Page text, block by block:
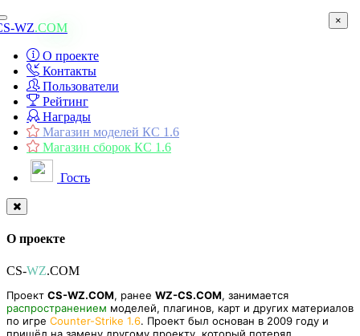
Toggle
navigation
WZ.COM
О проекте
Контакты
Пользователи
Рейтинг
Награды
Магазин моделей КС 1.6
Магазин сборок КС 1.6
Гость
О проекте
CS-WZ.COM
Проект CS-WZ.COM, ранее WZ-CS.COM, занимается
распространением моделей, плагинов, карт и других материалов
по игре Counter-Strike 1.6. Проект был основан в 2009 году и
пришёл на замену другому проекту, который потерял
×